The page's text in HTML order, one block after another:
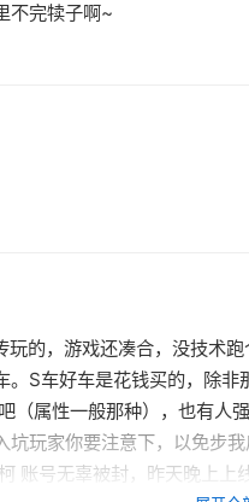
不完犊子啊~
玩的，游戏还凑合，没技术
。S车好车是花钱买的，除
（属性一般那种），也有人
坑玩家你要注意下，以免步